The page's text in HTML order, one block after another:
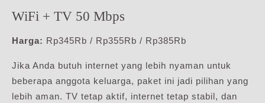
WiFi + TV 50 Mbps
Harga: Rp345Rb / Rp355Rb / Rp385Rb
Jika Anda butuh internet yang lebih nyaman untuk
beberapa anggota keluarga, paket ini jadi pilihan yang
lebih aman. TV tetap aktif, internet tetap stabil, dan